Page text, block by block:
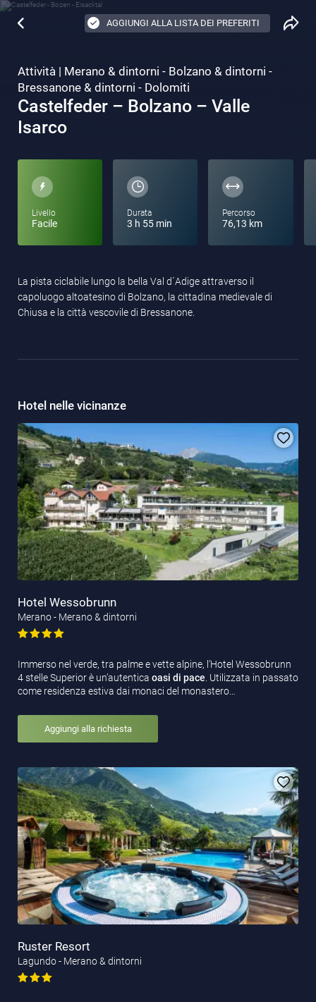
AGGIUNGI ALLA LISTA DEI PREFERITI
Attività | Merano & dintorni - Bolzano & dintorni -
Bressanone & dintorni - Dolomiti
Castelfeder – Bolzano – Valle
Isarco
Livello
Facile
Durata
3 h 55 min
Percorso
76,13 km
La pista ciclabile lungo la bella Val d´Adige attraverso il
capoluogo altoatesino di Bolzano, la cittadina medievale di
Chiusa e la città vescovile di Bressanone.
Hotel nelle vicinanze
Hotel Wessobrunn
Merano - Merano & dintorni
Immerso nel verde, tra palme e vette alpine, l’Hotel Wessobrunn
4 stelle Superior è un’autentica oasi di pace . Utilizzata in passato
come residenza estiva dai monaci del monastero…
Aggiungi alla richiesta
Ruster Resort
Lagundo - Merano & dintorni